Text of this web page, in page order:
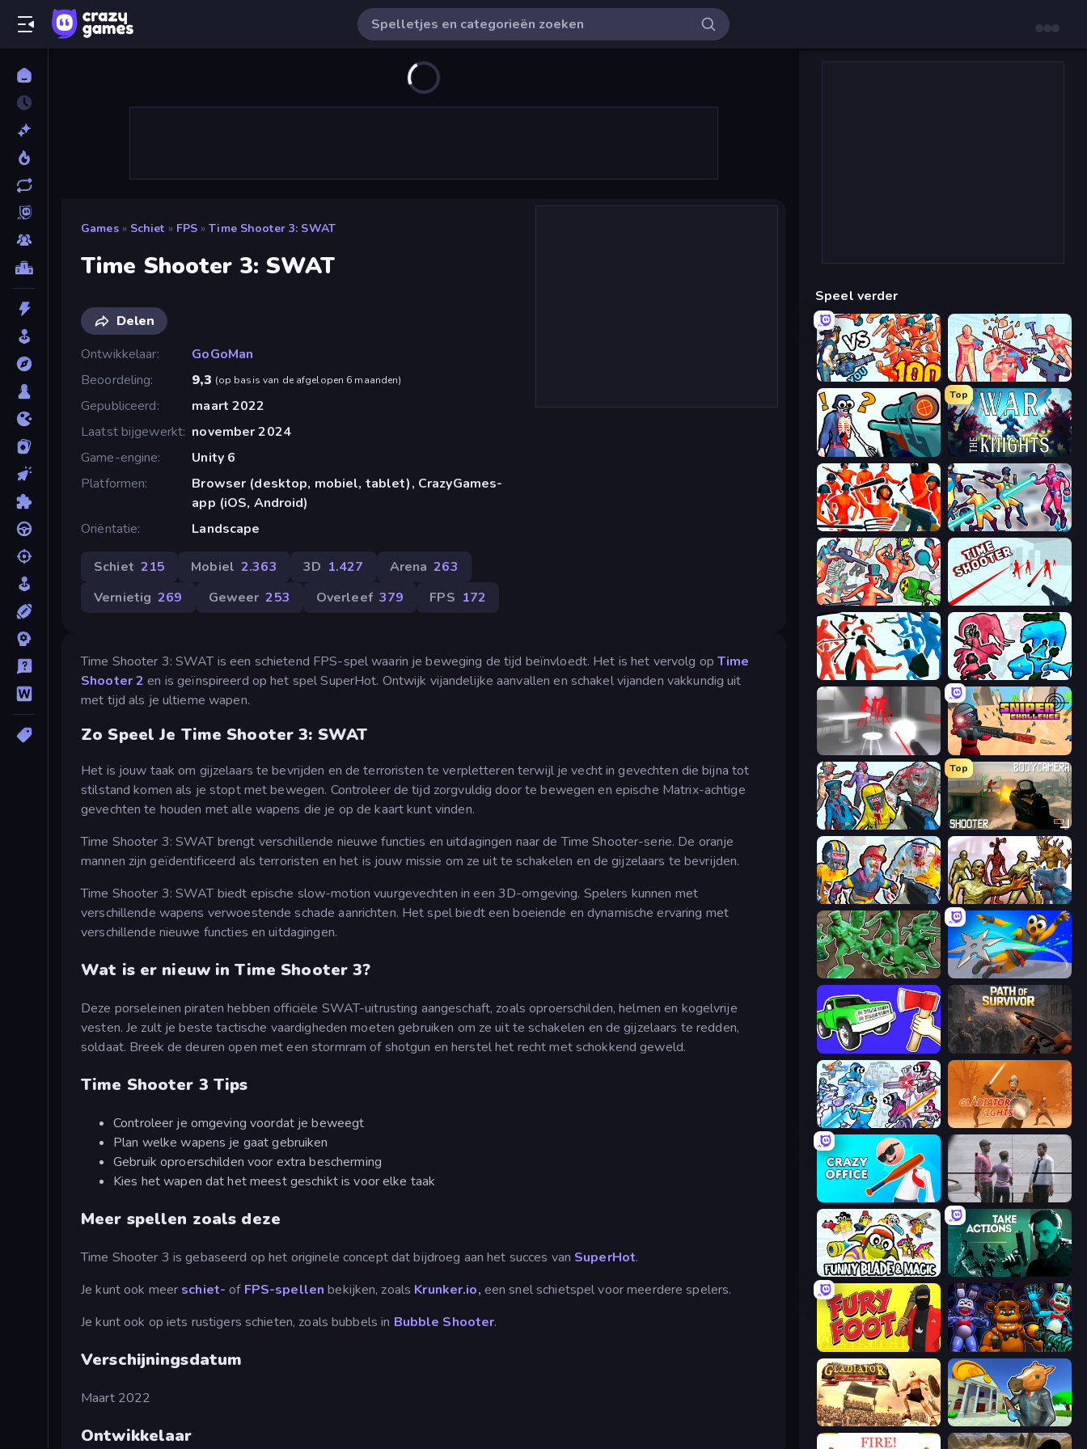
Games » Schiet » FPS » Time Shooter 3: SWAT
Time Shooter 3: SWAT
Delen
Ontwikkelaar
GoGoMan
Beoordeling
9,3 (op basis van de afgelopen 6 maanden)
Gepubliceerd
maart 2022
Laatst bijgewerkt november 2024
Game-engine
Unity 6
Platformen
Browser (desktop, mobiel, tablet), CrazyGames-
app (iOS, Android)
Oriëntatie
Landscape
Schiet 215 Mobiel 2.363 3D 1.427 Arena 263
Vernietig 269 Geweer 253 Overleef 379 FPS 172
Time Shooter 3: SWAT is een schietend FPS-spel waarin je beweging de tijd beïnvloedt. Het is het vervolg opTime
Shooter 2 en is geïnspireerd op het spel SuperHot. Ontwijk vijandelijke aanvallen en schakel vijanden vakkundig uit
met tijd als je ultieme wapen.
Zo Speel Je Time Shooter 3: SWAT
Het is jouw taak om gijzelaars te bevrijden en de terroristen te verpletteren terwijl je vecht in gevechten die bijna tot
stilstand komen als je stopt met bewegen. Controleer de tijd zorgvuldig door te bewegen en epische Matrix-achtige
gevechten te houden met alle wapens die je op de kaart kunt vinden.
Time Shooter 3: SWAT brengt verschillende nieuwe functies en uitdagingen naar de Time Shooter-serie. De oranje
mannen zijn geïdentificeerd als terroristen en het is jouw missie om ze uit te schakelen en de gijzelaars te bevrijden.
Time Shooter 3: SWAT biedt epische slow-motion vuurgevechten in een 3D-omgeving. Spelers kunnen met
verschillende wapens verwoestende schade aanrichten. Het spel biedt een boeiende en dynamische ervaring met
verschillende nieuwe functies en uitdagingen.
Wat is er nieuw in Time Shooter 3?
Deze porseleinen piraten hebben officiële SWAT-uitrusting aangeschaft, zoals oproerschilden, helmen en kogelvrije
vesten. Je zult je beste tactische vaardigheden moeten gebruiken om ze uit te schakelen en de gijzelaars te redden,
soldaat. Breek de deuren open met een stormram of shotgun en herstel het recht met schokkend geweld.
Time Shooter 3 Tips
Controleer je omgeving voordat je beweegt
Plan welke wapens je gaat gebruiken
Gebruik oproerschilden voor extra bescherming
Kies het wapen dat het meest geschikt is voor elke taak
Meer spellen zoals deze
Time Shooter 3 is gebaseerd op het originele concept dat bijdroeg aan het succes van SuperHot.
Je kunt ook meer schiet- of FPS-spellen bekijken, zoals Krunker.io, een snel schietspel voor meerdere spelers.
Je kunt ook op iets rustigers schieten, zoals bubbels in Bubble Shooter.
Verschijningsdatum
Maart 2022
Ontwikkelaar
Speel verder
Horde Killer: You vs 100 Time Shooter 2
Sniper Shot: Bullet Time
Top
War the Knights
Funny Shooter - Destroy All Hero 3: Flying Robot
Funny Shooter 2 Time Shooter
Funny Battle Simulator Funny Battle Simulator 2
SuperHot Sniper Challenge
Zombies Shooter
Top
BodyCamera Shooter
Zombies Shooter: Part 2 Monster Shooter Apocalypse
Soldiers - Capture and Control! Ninja Swipe Strike
Path of Survivor
Space Wars Battleground Gladiator Fights
Crazy Office: Slap and Smash!
Funny Blade & Magic Take Actions
Fury Foot FNaF Shooter
Gladiator: True Story Bank Robbery 3